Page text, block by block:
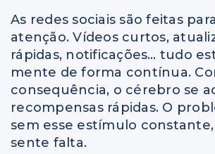
As redes sociais são feitas
atenção. Vídeos curtos,
rápidas, notificações… tudo
mente de forma contínua.
consequência, o cérebro se
recompensas rápidas. O
sem esse estímulo
sente falta.